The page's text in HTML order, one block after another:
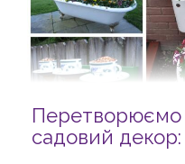
Перетворюємо
садовий декор: